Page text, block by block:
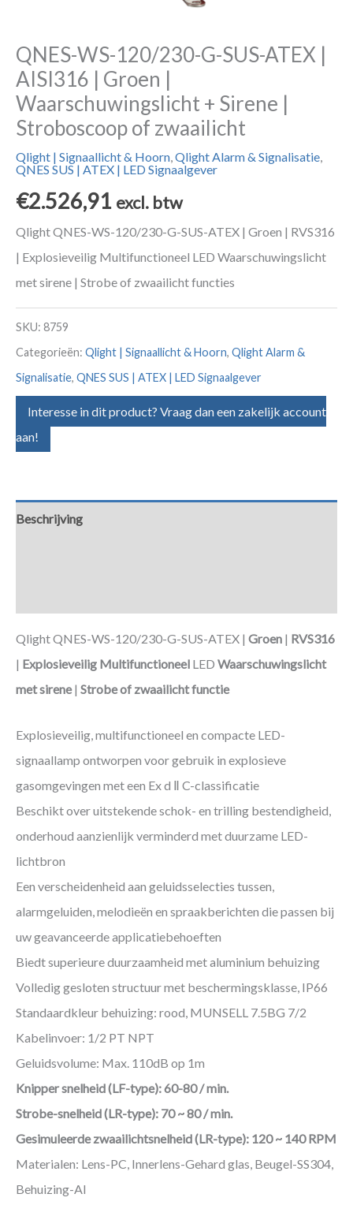
QNES-WS-120/230-G-SUS-ATEX |
AISI316 | Groen |
Waarschuwingslicht + Sirene |
Stroboscoop of zwaailicht
Qlight | Signaallicht & Hoorn,Qlight Alarm & Signalisatie,
QNES SUS | ATEX | LED Signaalgever
€2.526,91 excl. btw
Qlight QNES-WS-120/230-G-SUS-ATEX | Groen | RVS316
| Explosieveilig Multifunctioneel LED Waarschuwingslicht
met sirene | Strobe of zwaailicht functies
SKU: 8759
Categorieën: Qlight | Signaallicht & Hoorn, Qlight Alarm &
Signalisatie, QNES SUS | ATEX | LED Signaalgever
Interesse in dit product? Vraag dan een zakelijk account
aan!
Beschrijving
Qlight QNES-WS-120/230-G-SUS-ATEX | Groen | RVS316
| Explosieveilig Multifunctioneel LED Waarschuwingslicht
met sirene| Strobe of zwaailicht functie
Explosieveilig, multifunctioneel en compacte LED-
signaallamp ontworpen voor gebruik in explosieve
gasomgevingen met een Ex d Ⅱ C-classificatie
Beschikt over uitstekende schok- en trilling bestendigheid,
onderhoud aanzienlijk verminderd met duurzame LED-
lichtbron
Een verscheidenheid aan geluidsselecties tussen,
alarmgeluiden, melodieën en spraakberichten die passen bij
uw geavanceerde applicatiebehoeften
Biedt superieure duurzaamheid met aluminium behuizing
Volledig gesloten structuur met beschermingsklasse, IP66
Standaardkleur behuizing: rood, MUNSELL 7.5BG 7/2
Kabelinvoer: 1/2 PT NPT
Geluidsvolume: Max. 110dB op 1m
Knipper snelheid (LF-type): 60-80 / min.
Strobe-snelheid (LR-type): 70 ~ 80 / min.
Gesimuleerde zwaailichtsnelheid (LR-type): 120 ~ 140 RPM
Materialen: Lens-PC, Innerlens-Gehard glas, Beugel-SS304,
Behuizing-Al